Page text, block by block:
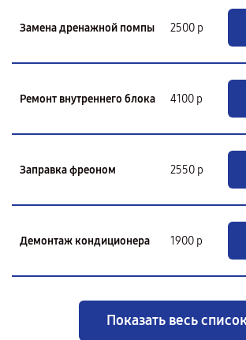
Замена дренажной помпы 2500 р
Ремонт внутреннего блока 4100 р
Заправка фреоном 2550 р
Демонтаж кондиционера 1900 р
Показать весь